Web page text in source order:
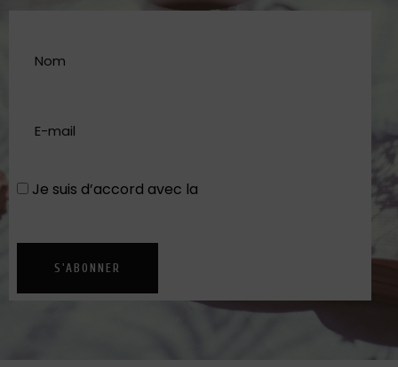
Je suis d’accord avec la
S'ABONNER